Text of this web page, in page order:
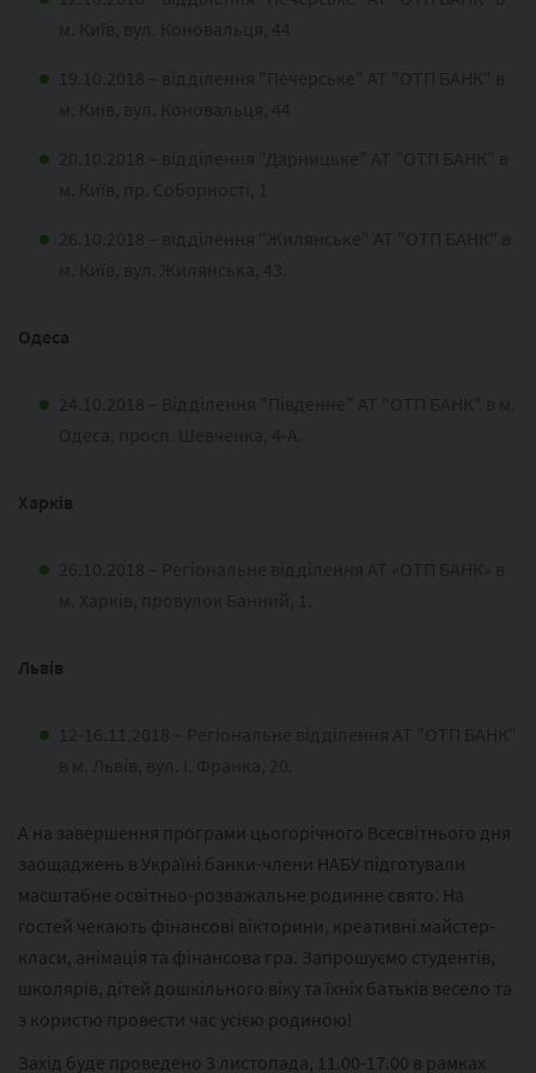
Одеса
Харків
Львів
А на завершення програми цьогорічного Всесвітнього дня
заощаджень в Україні банки-члени НАБУ підготували
масштабне освітньо-розважальне родинне свято. На
гостей чекають фінансові вікторини, креативні майстер-
класи, анімація та фінансова гра. Запрошуємо студентів,
школярів, дітей дошкільного віку та їхніх батьків весело та
з користю провести час усією родиною!
Захід буде проведено 3 листопада, 11.00-17.00 в рамках